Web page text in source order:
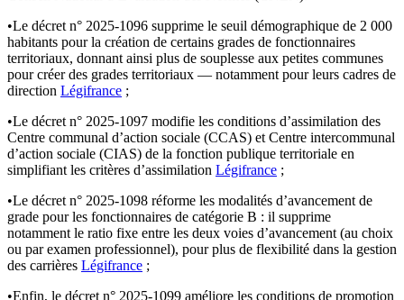
•Le décret n° 2025-1096 supprime le seuil démographique de 2 000
habitants pour la création de certains grades de fonctionnaires
territoriaux, donnant ainsi plus de souplesse aux petites communes
pour créer des grades territoriaux — notamment pour leurs cadres de
direction Légifrance ;
•Le décret n° 2025-1097 modifie les conditions d’assimilation des
Centre communal d’action sociale (CCAS) et Centre intercommunal
d’action sociale (CIAS) de la fonction publique territoriale en
simplifiant les critères d’assimilation Légifrance ;
•Le décret n° 2025-1098 réforme les modalités d’avancement de
grade pour les fonctionnaires de catégorie B : il supprime
notamment le ratio fixe entre les deux voies d’avancement (au choix
ou par examen professionnel), pour plus de flexibilité dans la gestion
des carrières Légifrance ;
•Enfin, le décret n° 2025-1099 améliore les conditions de promotion